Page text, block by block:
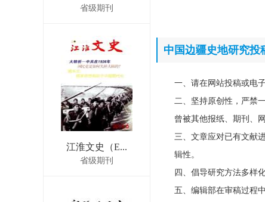
省级期刊
江淮文史（E...
省级期刊
中国边疆史地研究投
一、请在网站投稿或电
二、坚持原创性，严禁
曾被其他报纸、期刊、
三、文章应对已有文献
辑性。
四、倡导研究方法多样
五、编辑部在审稿过程